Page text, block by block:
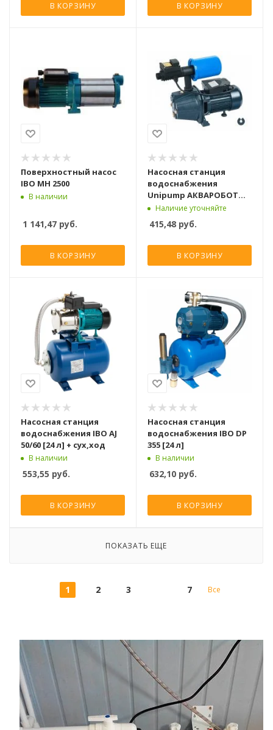
В КОРЗИНУ В КОРЗИНУ
Поверхностный насос
IBO MH 2500
В наличии
1 141,47 руб.
В КОРЗИНУ
Насосная станция
водоснабжения
Unipump АКВАРОБОТ
JET 60 S
Наличие уточняйте
415,48 руб.
В КОРЗИНУ
Насосная станция
водоснабжения IBO AJ
50/60 [24 л] + сух,ход
В наличии
553,55 руб.
В КОРЗИНУ
Насосная станция
водоснабжения IBO DP
355 [24 л]
В наличии
632,10 руб.
В КОРЗИНУ
ПОКАЗАТЬ ЕЩЕ
1 2 3 7 Все